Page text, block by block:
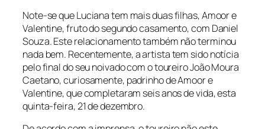
Note-se que Luciana tem mais duas filhas, Amoor e
Valentine, fruto do segundo casamento, com Daniel
Souza. Este relacionamento também não terminou
nada bem. Recentemente, a artista tem sido notícia
pelo final do seu noivado com o toureiro João Moura
Caetano, curiosamente, padrinho de Amoor e
Valentine, que completaram seis anos de vida, esta
quinta-feira, 21 de dezembro.